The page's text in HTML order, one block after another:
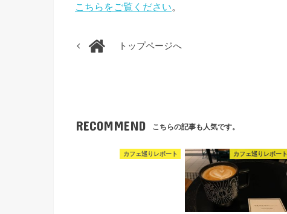
こちらをご覧ください。
トップページへ
RECOMMEND こちらの記事も人気です。
カフェ巡りレポート カフェ巡りレポート